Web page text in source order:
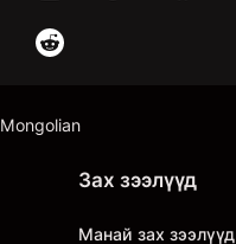
Mongolian
Зах зээлүүд
Манай зах зээлүүд